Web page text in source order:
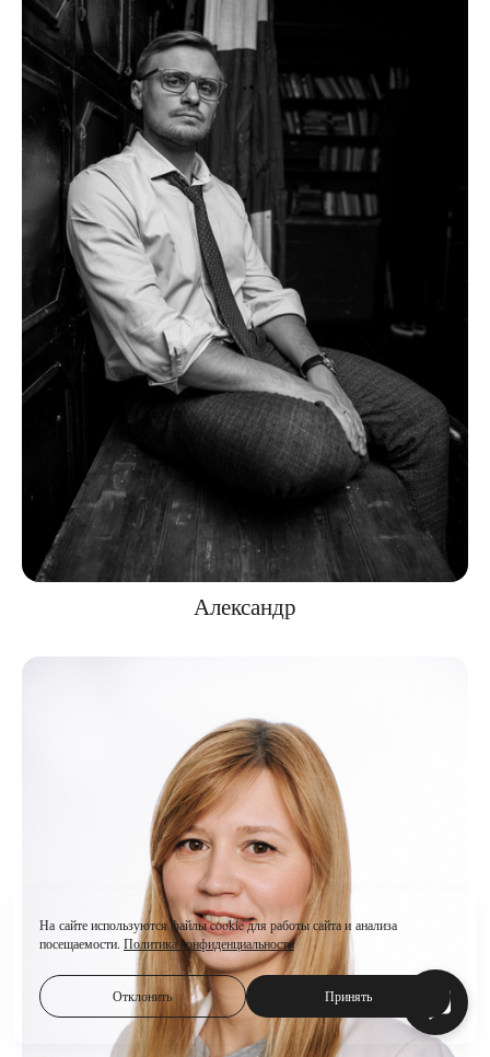
Александр
На сайте используются файлы cookie для работы сайта и анализа
посещаемости. Политика конфиденциальности
Отклонить Принять